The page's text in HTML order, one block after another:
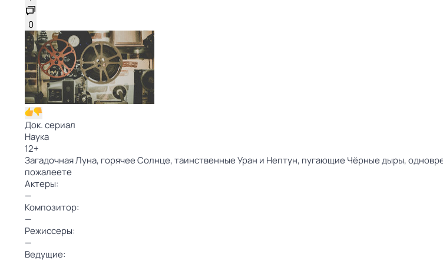
0
Док. сериал
Наука
12+
Загадочная Луна, горячее Солнце, таинственные Уран и Нептун, пугающие Чёрные дыры,
пожалеете
Актеры:
—
Композитор:
—
Режиссеры:
—
Ведущие: